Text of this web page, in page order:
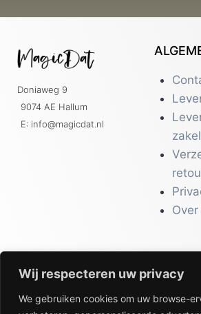
Wij respecteren uw privacy
We gebruiken cookies om uw browse-
Doniaweg 9
9074 AE Hallum
E: info@magicdat.nl
CATALOGI
Workwear &